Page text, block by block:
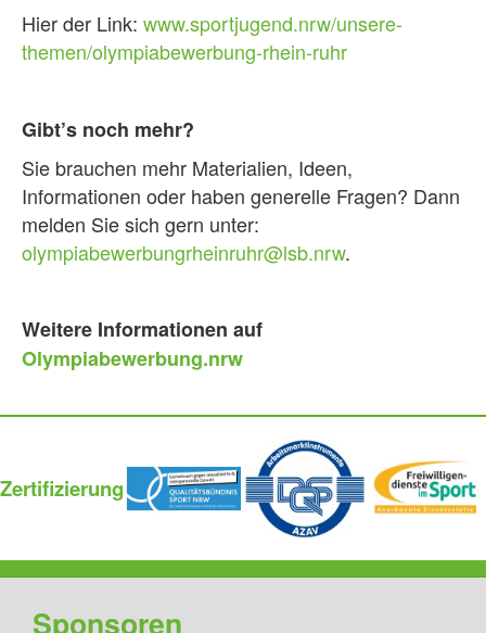
Hier der Link: www.sportjugend.nrw/unsere-
themen/olympiabewerbung-rhein-ruhr
Gibt’s noch mehr?
Sie brauchen mehr Materialien, Ideen,
Informationen oder haben generelle Fragen? Dann
melden Sie sich gern unter:
olympiabewerbungrheinruhr@lsb.nrw.
Weitere Informationen auf
Olympiabewerbung.nrw
Zertifizierung
Sponsoren